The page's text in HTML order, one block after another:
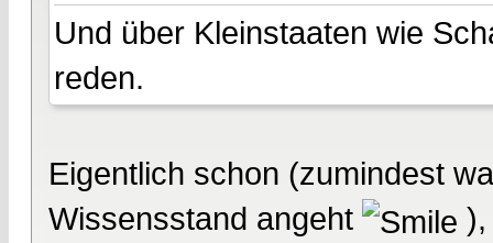
Und über Kleinstaaten wie
reden.
Eigentlich schon (zumindest
Wissensstand angeht
),